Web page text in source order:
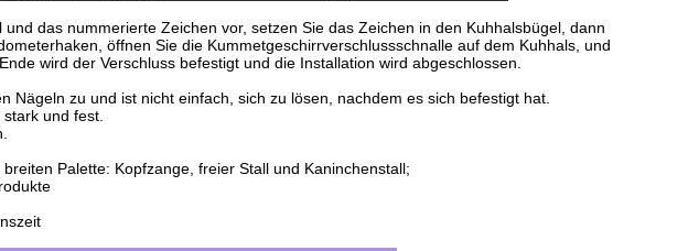
das nummerierte Zeichen vor, setzen Sie das Zeichen in den Kuhhalsbügel, dann
öffnen Sie die Kummetgeschirrverschlussschnalle auf dem Kuhhals, und
wird der Verschluss befestigt und die Installation wird abgeschlossen.
Nägeln zu und ist nicht einfach, sich zu lösen, nachdem es sich befestigt hat.
und fest.
Palette: Kopfzange, freier Stall und Kaninchenstall;